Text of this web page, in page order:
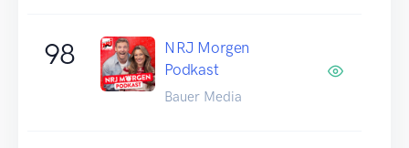
98
NRJ Morgen
Podkast
Bauer Media